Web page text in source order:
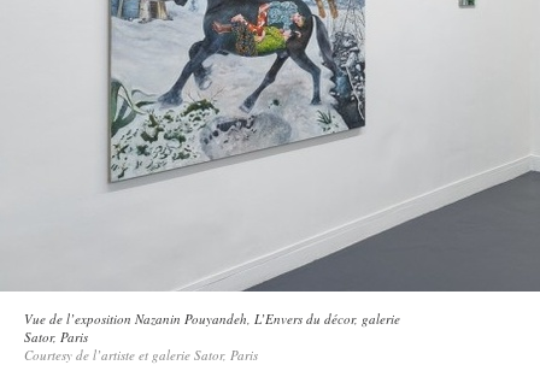
Vue de l’exposition Nazanin Pouyandeh, L’Envers du décor, galerie
Sator, Paris
Courtesy de l’artiste et galerie Sator, Paris